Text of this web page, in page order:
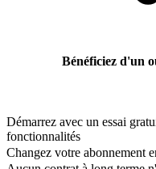
Bénéficiez d'un
Démarrez avec un essai
fonctionnalités
Changez votre abonnement